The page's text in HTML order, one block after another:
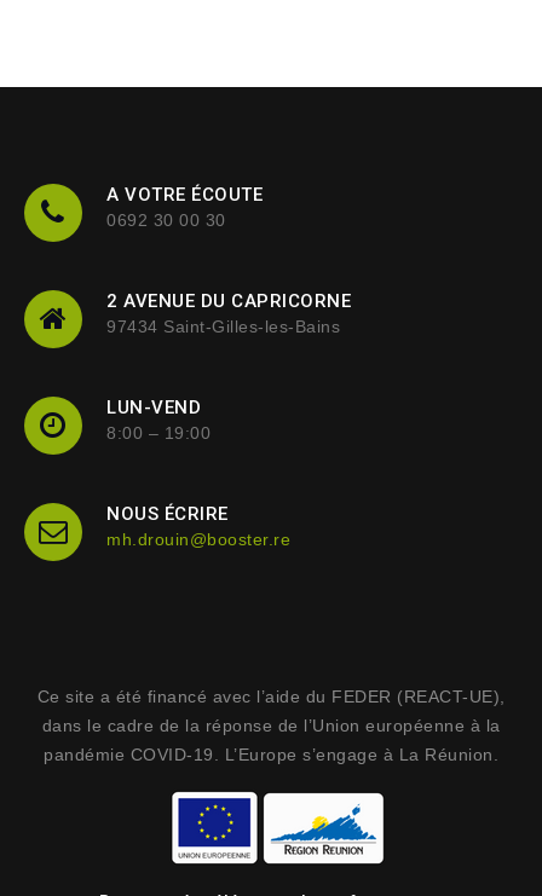
A VOTRE ÉCOUTE
0692 30 00 30
2 AVENUE DU CAPRICORNE
97434 Saint-Gilles-les-Bains
LUN-VEND
8:00 – 19:00
NOUS ÉCRIRE
mh.drouin@booster.re
Ce site a été financé avec l’aide du FEDER (REACT-UE),
dans le cadre de la réponse de l’Union européenne à la
pandémie COVID-19. L’Europe s’engage à La Réunion.